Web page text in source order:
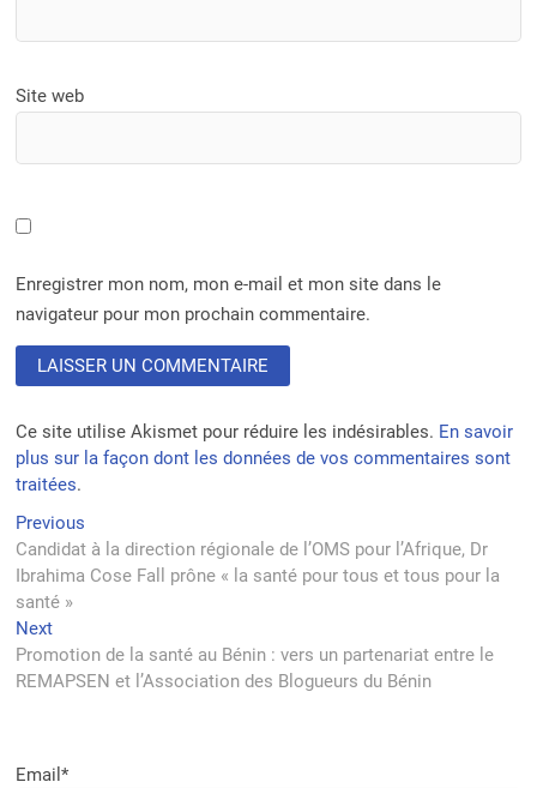
Site web
Enregistrer mon nom, mon e-mail et mon site dans le
navigateur pour mon prochain commentaire.
Ce site utilise Akismet pour réduire les indésirables. En savoir
plus sur la façon dont les données de vos commentaires sont
traitées.
Navigation
de
l’article
Previous
post:
Candidat à la direction régionale de l’OMS pour l’Afrique, Dr
Ibrahima Cose Fall prône « la santé pour tous et tous pour la
santé »
NextNext
post:
Promotion de la santé au Bénin : vers un partenariat entre le
REMAPSEN et l’Association des Blogueurs du Bénin
Email*